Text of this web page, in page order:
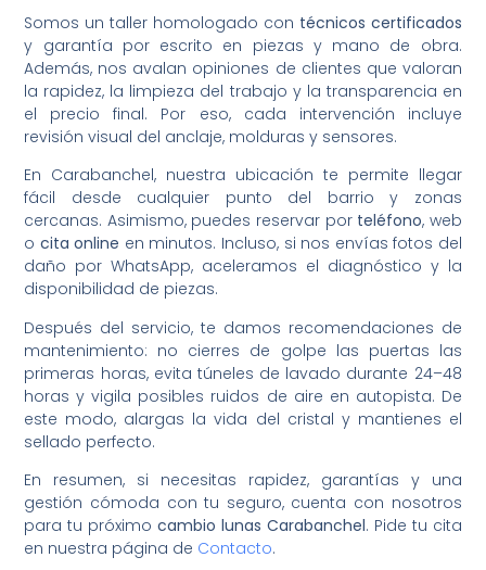
Somos un taller homologado con técnicos certificados
y garantía por escrito en piezas y mano de obra.
Además, nos avalan opiniones de clientes que valoran
la rapidez, la limpieza del trabajo y la transparencia en
el precio final. Por eso, cada intervención incluye
revisión visual del anclaje, molduras y sensores.
En Carabanchel, nuestra ubicación te permite llegar
fácil desde cualquier punto del barrio y zonas
cercanas. Asimismo, puedes reservar por teléfono, web
o cita online en minutos. Incluso, si nos envías fotos del
daño por WhatsApp, aceleramos el diagnóstico y la
disponibilidad de piezas.
Después del servicio, te damos recomendaciones de
mantenimiento: no cierres de golpe las puertas las
primeras horas, evita túneles de lavado durante 24–48
horas y vigila posibles ruidos de aire en autopista. De
este modo, alargas la vida del cristal y mantienes el
sellado perfecto.
En resumen, si necesitas rapidez, garantías y una
gestión cómoda con tu seguro, cuenta con nosotros
para tu próximocambio lunas Carabanchel. Pide tu cita
en nuestra página de Contacto.